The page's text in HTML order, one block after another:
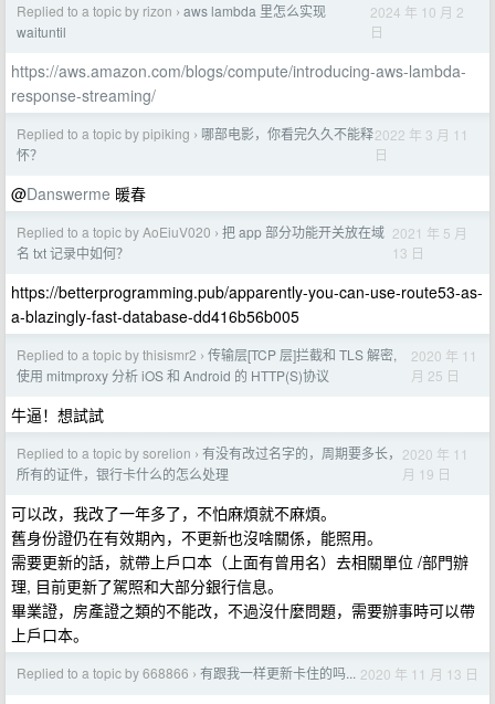
Replied to a topic by rizon › aws lambda 里怎么实现
waituntil
2024 年 10 月 2
日
https://aws.amazon.com/blogs/compute/introducing-aws-lambda-
response-streaming/
Replied to a topic by pipiking › 哪部电影，你看完久久不能释
怀？
2022 年 3 月 11
日
@Danswerme 暖春
Replied to a topic by AoEiuV020 › 把 app 部分功能开关放在域
名 txt 记录中如何？
2021 年 5 月
13 日
https://betterprogramming.pub/apparently-you-can-use-route53-as-
a-blazingly-fast-database-dd416b56b005
Replied to a topic by thisismr2 › 传输层[TCP 层]拦截和 TLS 解密,
使用 mitmproxy 分析 iOS 和 Android 的 HTTP(S)协议
2020 年 11
月 25 日
牛逼！想試試
Replied to a topic by sorelion › 有没有改过名字的，周期要多长，
所有的证件，银行卡什么的怎么处理
2020 年 11
月 19 日
可以改，我改了一年多了，不怕麻煩就不麻煩。
舊身份證仍在有效期內，不更新也沒啥關係，能照用。
需要更新的話，就帶上戶口本（上面有曾用名）去相關單位 /部門辦
理, 目前更新了駕照和大部分銀行信息。
畢業證，房產證之類的不能改，不過沒什麼問題，需要辦事時可以帶
上戶口本。
Replied to a topic by 668866 › 有跟我一样更新卡住的吗... 2020 年 11 月 13 日